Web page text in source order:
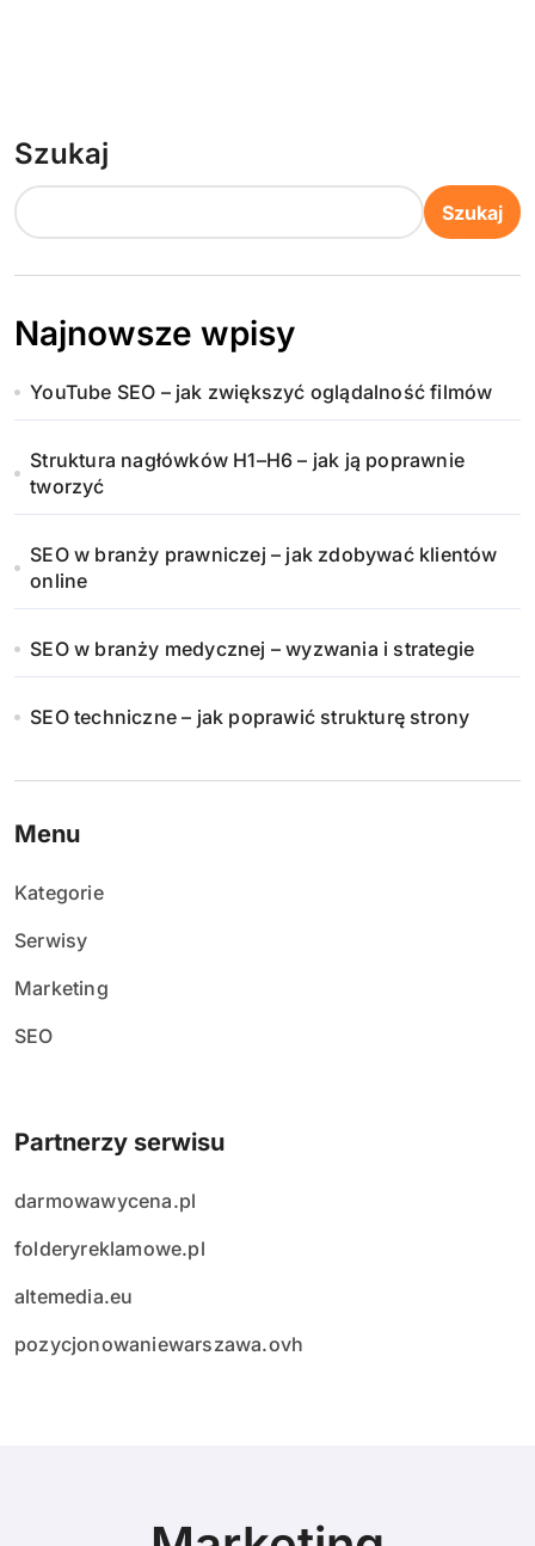
Szukaj
Szukaj
Najnowsze wpisy
YouTube SEO – jak zwiększyć oglądalność filmów
Struktura nagłówków H1–H6 – jak ją poprawnie
tworzyć
SEO w branży prawniczej – jak zdobywać klientów
online
SEO w branży medycznej – wyzwania i strategie
SEO techniczne – jak poprawić strukturę strony
Menu
Kategorie
Serwisy
Marketing
SEO
Partnerzy serwisu
darmowawycena.pl
folderyreklamowe.pl
altemedia.eu
pozycjonowaniewarszawa.ovh